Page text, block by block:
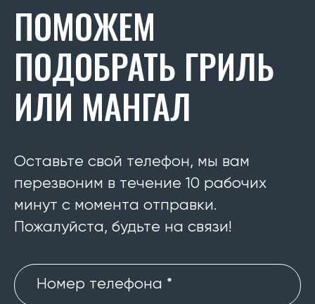
ПОМОЖЕМ
ПОДОБРАТЬ ГРИЛЬ
ИЛИ МАНГАЛ
Оставьте свой телефон, мы вам
перезвоним в течение 10 рабочих
минут с момента отправки.
Пожалуйста, будьте на связи!
Номер телефона *